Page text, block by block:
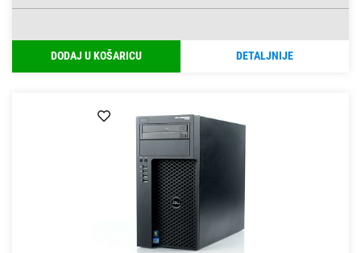
DODAJ U KOŠARICU DETALJNIJE